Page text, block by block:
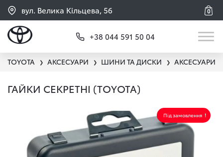
вул. Велика Кільцева, 56 0
+38 044 591 50 04
TOYOTA ❯ АКСЕСУАРИ ❯ ШИНИ ТА ДИСКИ ❯ АКСЕСУАРИ
ГАЙКИ СЕКРЕТНІ (ТOYOTA)
Під замовлення